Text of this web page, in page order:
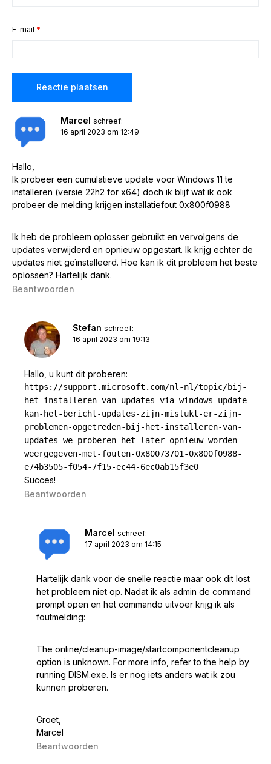
Marcel schreef:
16 april 2023 om 12:49
Hallo,
Ik probeer een cumulatieve update voor Windows 11 te
installeren (versie 22h2 for x64) doch ik blijf wat ik ook
probeer de melding krijgen installatiefout 0x800f0988
Ik heb de probleem oplosser gebruikt en vervolgens de
updates verwijderd en opnieuw opgestart. Ik krijg echter de
updates niet geïnstalleerd. Hoe kan ik dit probleem het beste
oplossen? Hartelijk dank.
Beantwoorden
Stefan schreef:
16 april 2023 om 19:13
Hallo, u kunt dit proberen:
https://support.microsoft.com/nl-nl/topic/bij-
het-installeren-van-updates-via-windows-update-
kan-het-bericht-updates-zijn-mislukt-er-zijn-
problemen-opgetreden-bij-het-installeren-van-
updates-we-proberen-het-later-opnieuw-worden-
weergegeven-met-fouten-0x80073701-0x800f0988-
e74b3505-f054-7f15-ec44-6ec0ab15f3e0
Succes!
Beantwoorden
Marcel schreef:
17 april 2023 om 14:15
Hartelijk dank voor de snelle reactie maar ook dit lost
het probleem niet op. Nadat ik als admin de command
prompt open en het commando uitvoer krijg ik als
foutmelding:
The online/cleanup-image/startcomponentcleanup
option is unknown. For more info, refer to the help by
running DISM.exe. Is er nog iets anders wat ik zou
kunnen proberen.
Groet,
Marcel
Beantwoorden
E-mail *